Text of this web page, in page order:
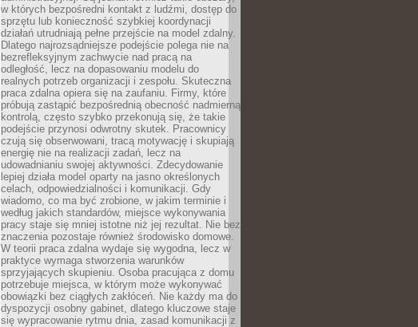
w których bezpośredni kontakt z ludźmi, dostęp do
sprzętu lub konieczność szybkiej koordynacji
działań utrudniają pełne przejście na model zdalny.
Dlatego najrozsądniejsze podejście polega nie na
bezrefleksyjnym zachwycie nad pracą na
odległość, lecz na dopasowaniu modelu do
realnych potrzeb organizacji i zespołu. Skuteczna
praca zdalna opiera się na zaufaniu. Firmy, które
próbują zastąpić bezpośrednią obecność nadmierną
kontrolą, często szybko przekonują się, że takie
podejście przynosi odwrotny skutek. Pracownicy
czują się obserwowani, tracą motywację i skupiają
energię nie na realizacji zadań, lecz na
udowadnianiu swojej aktywności. Zdecydowanie
lepiej działa model oparty na jasno określonych
celach, odpowiedzialności i komunikacji. Gdy
wiadomo, co ma być zrobione, w jakim terminie i
według jakich standardów, miejsce wykonywania
pracy staje się mniej istotne niż jej rezultat. Nie bez
znaczenia pozostaje również środowisko domowe.
W teorii praca zdalna wydaje się wygodna, lecz w
praktyce wymaga stworzenia warunków
sprzyjających skupieniu. Osoba pracująca z domu
potrzebuje miejsca, w którym może wykonywać
obowiązki bez ciągłych zakłóceń. Nie każdy ma do
dyspozycji osobny gabinet, dlatego kluczowe staje
się wypracowanie rytmu dnia, zasad komunikacji z